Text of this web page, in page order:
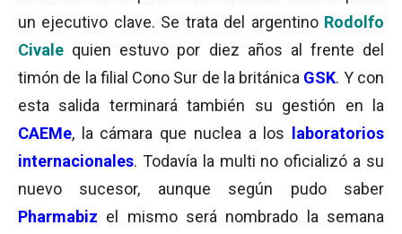
un ejecutivo clave. Se trata del argentino Rodolfo
Civale quien estuvo por diez años al frente del
timón de la filial Cono Sur de la británica GSK. Y con
esta salida terminará también su gestión en la
CAEMe, la cámara que nuclea a los
laboratorios
internacionales. Todavía la multi no oficializó a su
nuevo sucesor, aunque según pudo saber
Pharmabiz el mismo será nombrado la semana